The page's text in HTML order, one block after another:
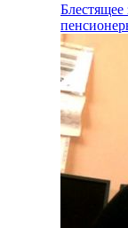
Блестящее